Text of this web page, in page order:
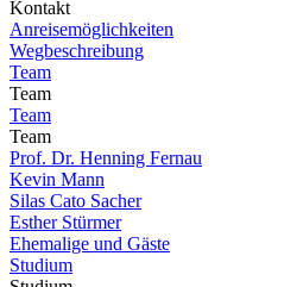
Kontakt
Anreisemöglichkeiten
Wegbeschreibung
Team
Team
Team
Team
Prof. Dr. Henning Fernau
Kevin Mann
Silas Cato Sacher
Esther Stürmer
Ehemalige und Gäste
Studium